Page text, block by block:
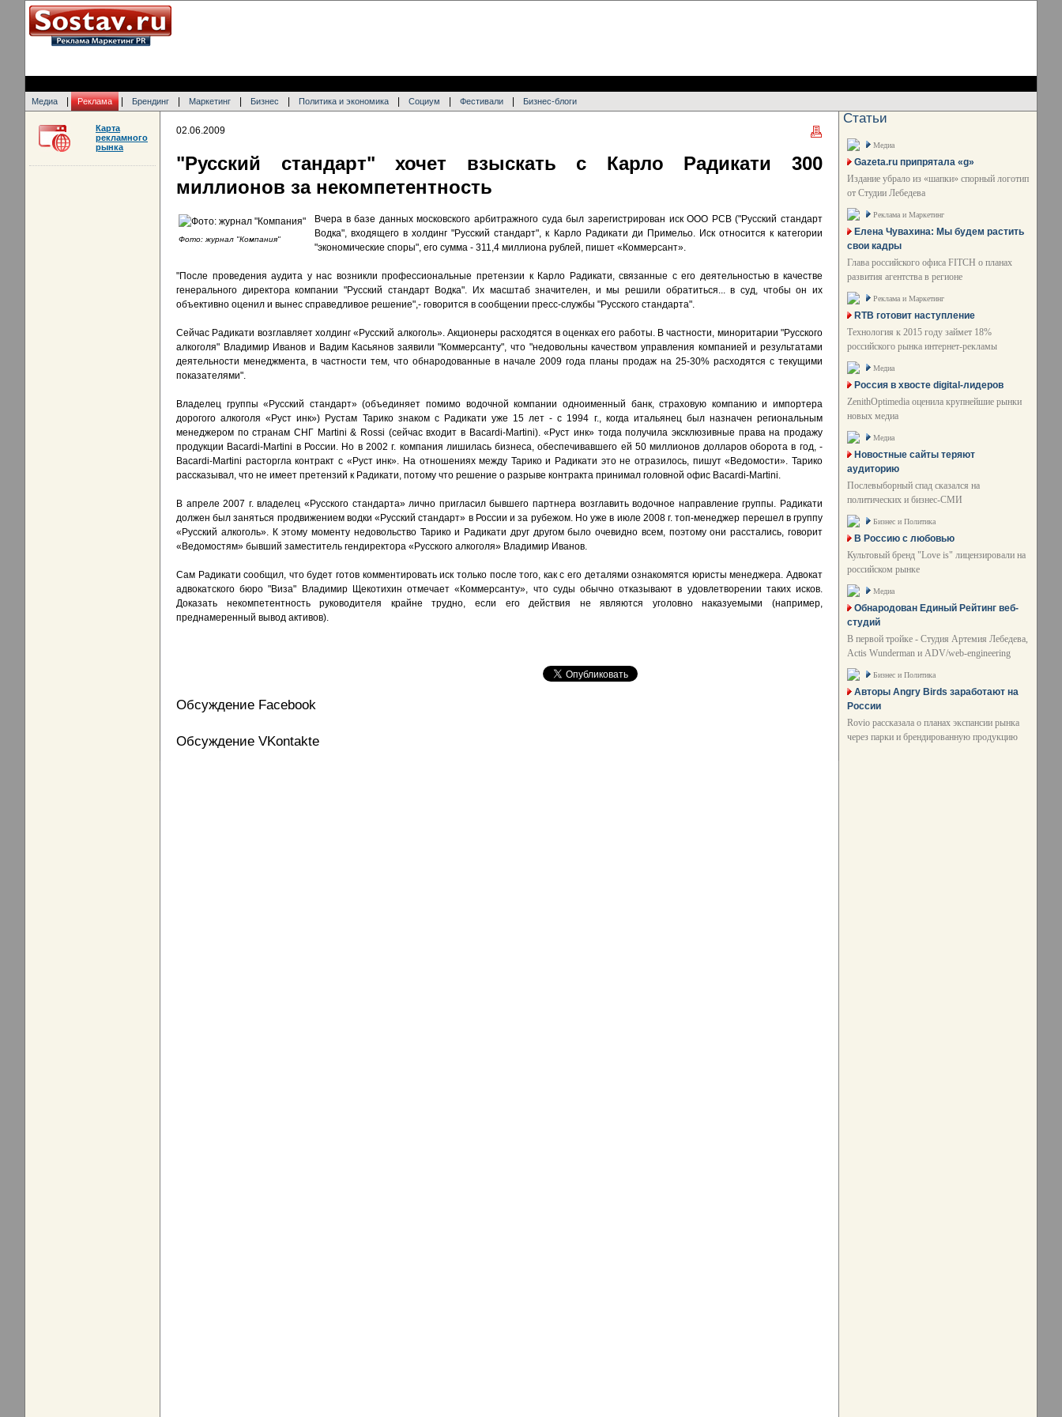
Медиа Реклама Брендинг Маркетинг Бизнес Политика и экономика Социум Фестивали Бизнес-блоги
02.06.2009
"Русский стандарт" хочет взыскать с Карло Радикати 300
миллионов за некомпетентность
Фото: журнал "Компания"
Вчера в базе данных московского арбитражного суда был зарегистрирован иск ООО РСВ ("Русский стандарт
Водка", входящего в холдинг "Русский стандарт", к Карло Радикати ди Примельо. Иск относится к категории
"экономические споры", его сумма - 311,4 миллиона рублей, пишет «Коммерсант».
"После проведения аудита у нас возникли профессиональные претензии к Карло Радикати, связанные с его деятельностью в качестве
генерального директора компании "Русский стандарт Водка". Их масштаб значителен, и мы решили обратиться... в суд, чтобы он их
объективно оценил и вынес справедливое решение",- говорится в cообщении пресс-службы "Русского стандарта".
Сейчас Радикати возглавляет холдинг «Русский алкоголь». Акционеры расходятся в оценках его работы. В частности, миноритарии "Русского
алкоголя" Владимир Иванов и Вадим Касьянов заявили "Коммерсанту", что "недовольны качеством управления компанией и результатами
деятельности менеджмента, в частности тем, что обнародованные в начале 2009 года планы продаж на 25-30% расходятся с текущими
показателями".
Владелец группы «Русский стандарт» (объединяет помимо водочной компании одноименный банк, страховую компанию и импортера
дорогого алкоголя «Руст инк») Рустам Тарико знаком с Радикати уже 15 лет - с 1994 г., когда итальянец был назначен региональным
менеджером по странам СНГ Martini & Rossi (сейчас входит в Bacardi-Martini). «Руст инк» тогда получила эксклюзивные права на продажу
продукции Bacardi-Martini в России. Но в 2002 г. компания лишилась бизнеса, обеспечивавшего ей 50 миллионов долларов оборота в год, -
Bacardi-Martini расторгла контракт с «Руст инк». На отношениях между Тарико и Радикати это не отразилось, пишут «Ведомости». Тарико
рассказывал, что не имеет претензий к Радикати, потому что решение о разрыве контракта принимал головной офис Bacardi-Martini.
В апреле 2007 г. владелец «Русского стандарта» лично пригласил бывшего партнера возглавить водочное направление группы. Радикати
должен был заняться продвижением водки «Русский стандарт» в России и за рубежом. Но уже в июле 2008 г. топ-менеджер перешел в группу
«Русский алкоголь». К этому моменту недовольство Тарико и Радикати друг другом было очевидно всем, поэтому они расстались, говорит
«Ведомостям» бывший заместитель гендиректора «Русского алкоголя» Владимир Иванов.
Сам Радикати сообщил, что будет готов комментировать иск только после того, как с его деталями ознакомятся юристы менеджера. Адвокат
адвокатского бюро "Виза" Владимир Щекотихин отмечает «Коммерсанту», что суды обычно отказывают в удовлетворении таких исков.
Доказать некомпетентность руководителя крайне трудно, если его действия не являются уголовно наказуемыми (например,
преднамеренный вывод активов).
Обсуждение Facebook
Обсуждение VKontakte
Карта
рекламного
рынка
Статьи
Медиа
Gazeta.ru припрятала «g»
Издание убрало из «шапки» спорный логотип
от Студии Лебедева
Реклама и Маркетинг
Елена Чувахина: Мы будем растить
свои кадры
Глава российского офиса FITCH о планах
развития агентства в регионе
Реклама и Маркетинг
RTB готовит наступление
Технология к 2015 году займет 18%
российского рынка интернет-рекламы
Медиа
Россия в хвосте digital-лидеров
ZenithOptimedia оценила крупнейшие рынки
новых медиа
Медиа
Новостные сайты теряют
аудиторию
Послевыборный спад сказался на
политических и бизнес-СМИ
Бизнес и Политика
В Россию с любовью
Культовый бренд "Love is" лицензировали на
российском рынке
Медиа
Обнародован Единый Рейтинг веб-
студий
В первой тройке - Студия Артемия Лебедева,
Actis Wunderman и ADV/web-engineering
Бизнес и Политика
Авторы Angry Birds заработают на
России
Rovio рассказала о планах экспансии рынка
через парки и брендированную продукцию